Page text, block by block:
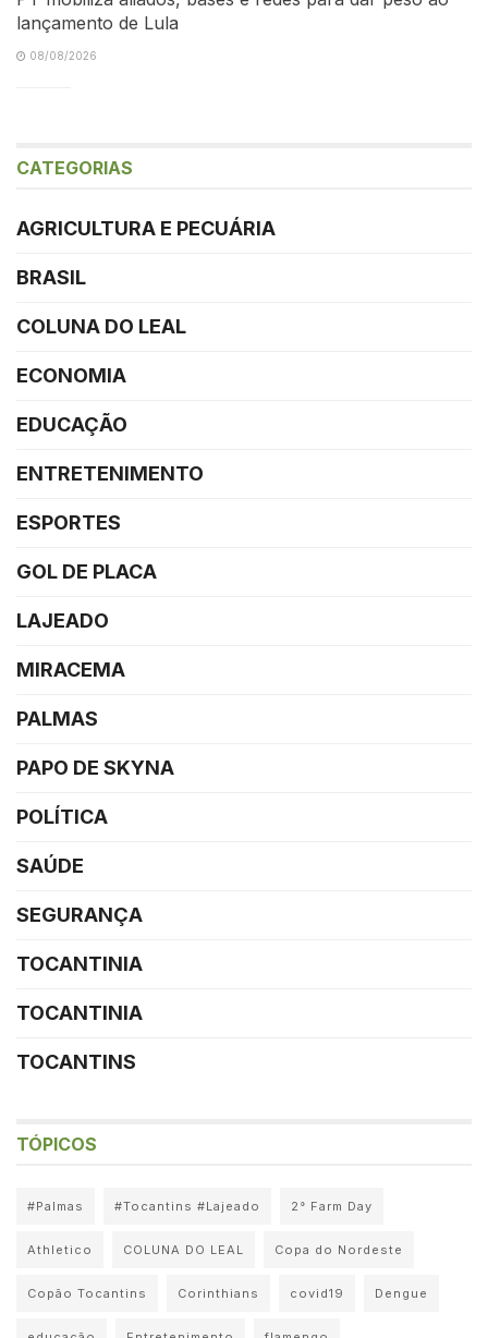
lançamento de Lula
08/08/2026
CATEGORIAS
AGRICULTURA E PECUÁRIA
BRASIL
COLUNA DO LEAL
ECONOMIA
EDUCAÇÃO
ENTRETENIMENTO
ESPORTES
GOL DE PLACA
LAJEADO
MIRACEMA
PALMAS
PAPO DE SKYNA
POLÍTICA
SAÚDE
SEGURANÇA
TOCANTINIA
TOCANTINIA
TOCANTINS
TÓPICOS
#Palmas #Tocantins #Lajeado 2° Farm Day
Athletico COLUNA DO LEAL Copa do Nordeste
Copão Tocantins Corinthians covid19 Dengue